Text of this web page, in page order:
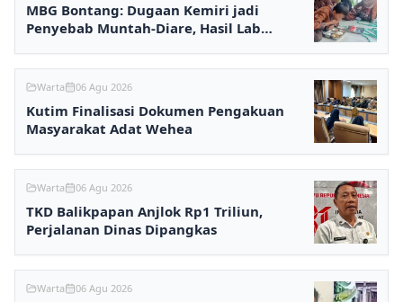
MBG Bontang: Dugaan Kemiri jadi
Penyebab Muntah-Diare, Hasil Lab
Warta 06 Agu 2026
Kutim Finalisasi Dokumen Pengakuan
Masyarakat Adat Wehea
Warta 06 Agu 2026
TKD Balikpapan Anjlok Rp1 Triliun,
Perjalanan Dinas Dipangkas
Warta 06 Agu 2026